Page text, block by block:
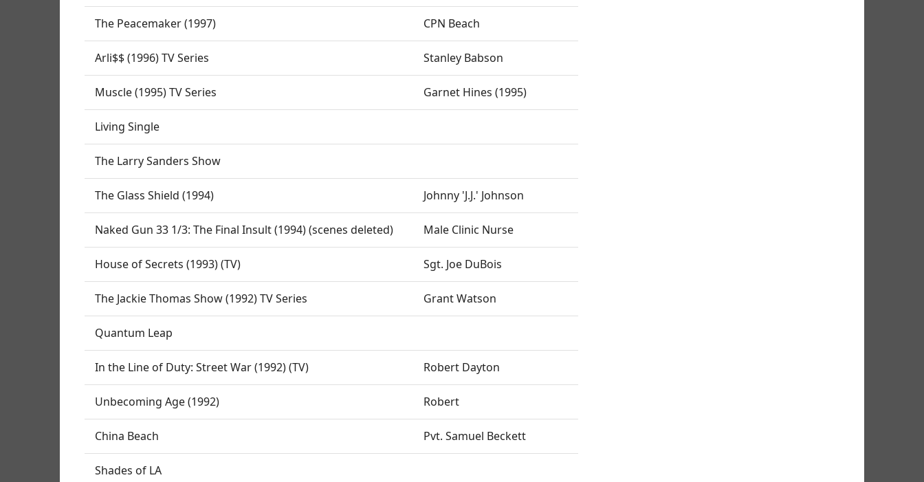
The Peacemaker (1997) CPN Beach
Arli$$ (1996) TV Series Stanley Babson
Muscle (1995) TV Series Garnet Hines (1995)
Living Single
The Larry Sanders Show
The Glass Shield (1994) Johnny 'J.J.' Johnson
Naked Gun 33 1/3: The Final Insult (1994) (scenes deleted) Male Clinic Nurse
House of Secrets (1993) (TV) Sgt. Joe DuBois
The Jackie Thomas Show (1992) TV Series Grant Watson
Quantum Leap
In the Line of Duty: Street War (1992) (TV) Robert Dayton
Unbecoming Age (1992) Robert
China Beach Pvt. Samuel Beckett
Shades of LA